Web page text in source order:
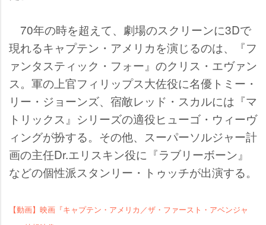
70年の時を超えて、劇場のスクリーンに3Dで
現れるキャプテン・アメリカを演じるのは、『フ
ァンタスティック・フォー』のクリス・エヴァン
ス。軍の上官フィリップス大佐役に名優トミー・
リー・ジョーンズ、宿敵レッド・スカルには『マ
トリックス』シリーズの適役ヒューゴ・ウィーヴ
ィングが扮する。その他、スーパーソルジャー計
画の主任Dr.エリスキン役に『ラブリーボーン』
などの個性派スタンリー・トゥッチが出演する。
【動画】映画『キャプテン・アメリカ／ザ・ファースト・アベンジャ